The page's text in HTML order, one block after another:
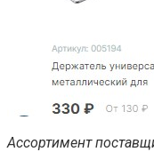
Ассортимент